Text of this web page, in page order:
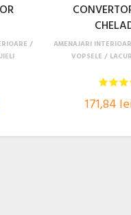
171,84
AMENAJARI
VOPSELE /